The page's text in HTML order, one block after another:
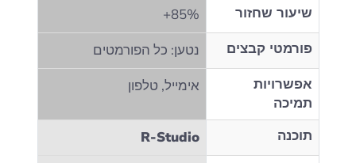
שיעור שחזור
85%+
פורמטי קבצים
נטען: כל הפורמטים
אפשרויות
תמיכה
אימייל, טלפון
תוכנה
R-Studio